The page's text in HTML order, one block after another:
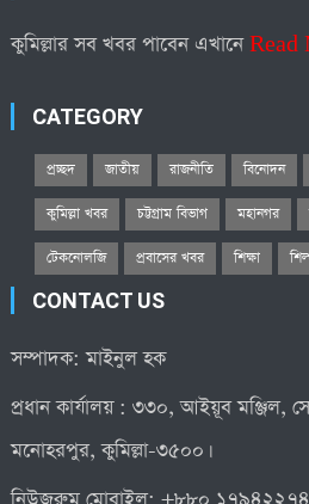
কুমিল্লার সব খবর পাবেন এখানেRead
CATEGORY
প্রচ্ছদ জাতীয় রাজনীতি বিনোদন
কুমিল্লা খবর চট্টগ্রাম বিভাগ মহানগর
টেকনোলজি প্রবাসের খবর শিক্ষা
CONTACT US
সম্পাদক: মাইনুল হক
প্রধান কার্যালয় : ৩৩০, আইয়ূব মঞ্জিল,
মনোহরপুর, কুমিল্লা-৩৫০০।